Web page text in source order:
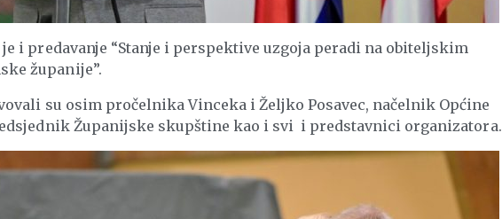
i predavanje “Stanje i perspektive uzgoja peradi na obiteljskim
županije”.
su osim pročelnika Vinceka i Željko Posavec, načelnik Općine
Županijske skupštine kao i svi i predstavnici organizatora.